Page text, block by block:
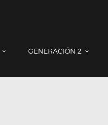
GENERACIÓN 2